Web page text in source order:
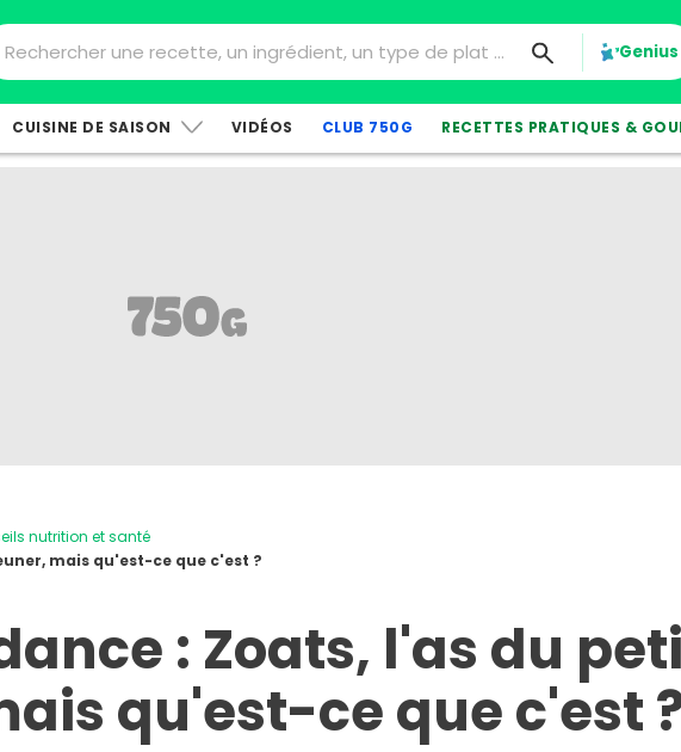
Genius
CUISINE DE SAISON VIDÉOS CLUB 750G RECETTES PRATIQUES &
nutrition et santé
mais qu'est-ce que c'est ?
: Zoats, l'as du
qu'est-ce que c'est